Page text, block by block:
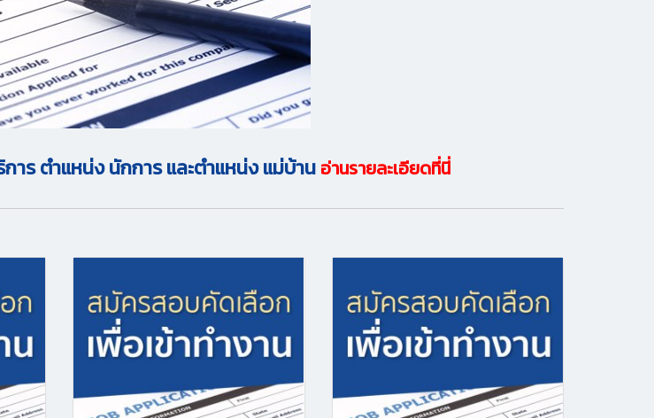
าร ตำแหน่ง นักการ และตำแหน่ง แม่บ้านอ่านรายละเอียดที่นี่